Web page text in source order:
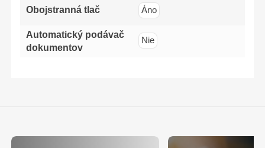
Obojstranná tlač Áno
Automatický podávač
dokumentov
Nie